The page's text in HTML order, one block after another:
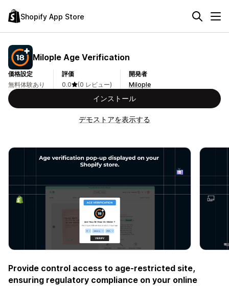
Shopify App Store
Milople Age Verification
価格設定
無料体験あり
評価
0.0
(0 レビュー)
開発者
Milople
インストール
デモストアを表示する
Provide control access to age-restricted site,
ensuring regulatory compliance on your online